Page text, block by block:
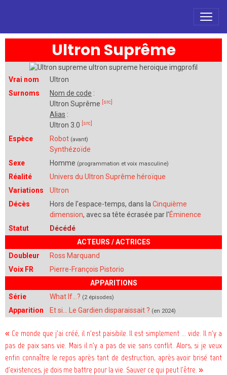
Ultron Suprême
Vrai nom
Ultron
Surnoms
Nom de code :
Ultron Suprême [src]
Alias :
Ultron 3.0 [src]
Espèce Robot (avant)
Synthézoïde
Sexe
Homme (programmation et voix masculine)
Réalité
Univers du Ultron Suprême héroïque
Variations
Ultron
Décès
Hors de l'espace-temps, dans la Cinquième
dimension, avec sa tête écrasée par l'Éminence
Statut
Décédé
ACTEURS / ACTRICES
Doubleur
Ross Marquand
Voix FR
Pierre-François Pistorio
APPARITIONS
Série
What If…? (2 épisodes)
Apparition Et si... Le Gardien disparaissait ? (en 2024)
« Ce monde que j'ai créé, il n'est paisibile. Il est simplement … vide. Il n'y a
pas de paix sans vie. Mais il n'y a pas de vie sans conflit. Alors, si je veux
enfin connaître le repos après tant de destruction, après avoir brisé tant
d'existences, je dois me battre pour la vie. Sauver ce qui peut l'être. »